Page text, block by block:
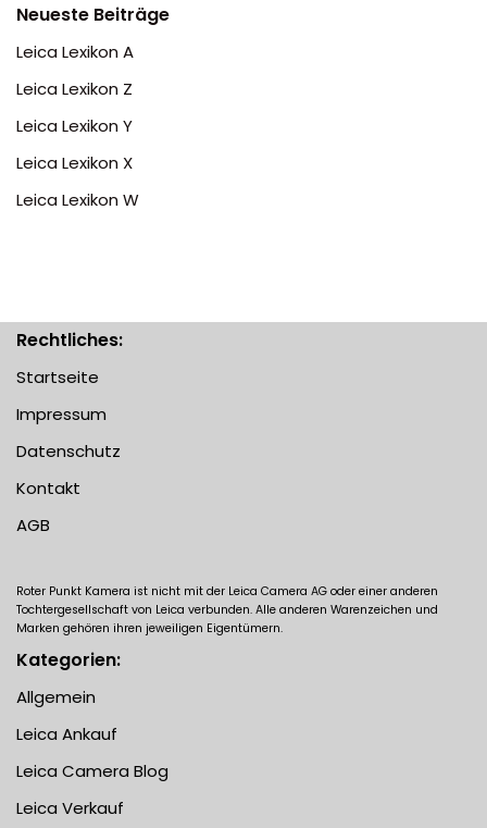
Neueste Beiträge
Leica Lexikon A
Leica Lexikon Z
Leica Lexikon Y
Leica Lexikon X
Leica Lexikon W
Rechtliches:
Startseite
Impressum
Datenschutz
Kontakt
AGB
Roter Punkt Kamera ist nicht mit der Leica Camera AG oder einer anderen
Tochtergesellschaft von Leica verbunden. Alle anderen Warenzeichen und
Marken gehören ihren jeweiligen Eigentümern.
Kategorien:
Allgemein
Leica Ankauf
Leica Camera Blog
Leica Verkauf